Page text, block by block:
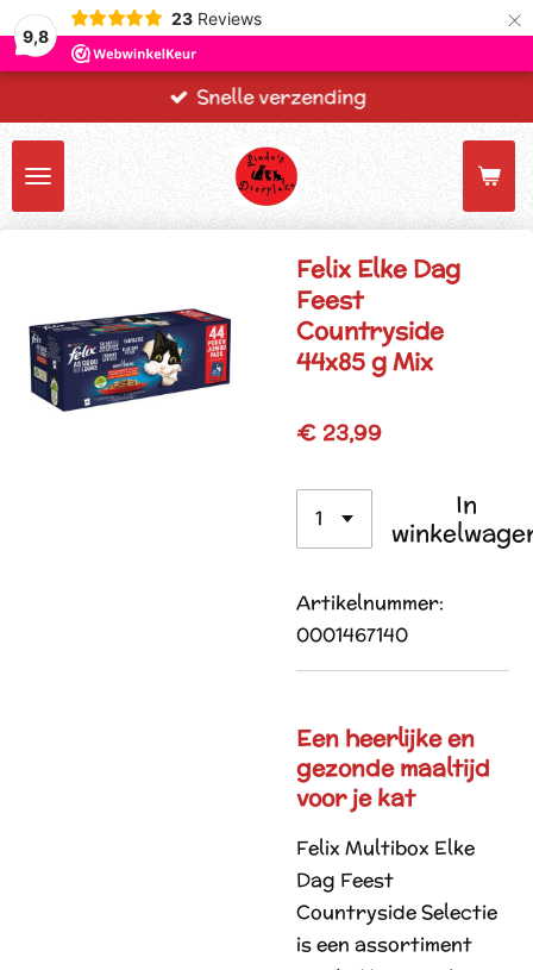
9,8
23 Reviews ×
Snelle verzending
Felix Elke Dag
Feest
Countryside
44x85 g Mix
€ 23,99
In
Artikelnummer:
0001467140
Een heerlijke en
gezonde maaltijd
voor je kat
Felix Multibox Elke
Dag Feest
Countryside Selectie
is een assortiment